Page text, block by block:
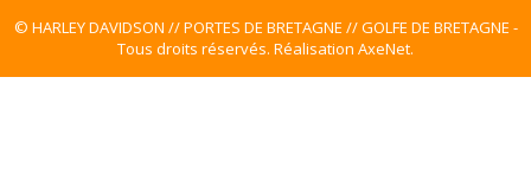
© HARLEY DAVIDSON // PORTES DE BRETAGNE // GOLFE DE BRETAGNE -
Tous droits réservés. Réalisation AxeNet.